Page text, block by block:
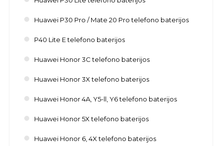
Huawei P30 Pro / Mate 20 Pro telefono baterijos
P40 Lite E telefono baterijos
Huawei Honor 3C telefono baterijos
Huawei Honor 3X telefono baterijos
Huawei Honor 4A, Y5-ll, Y6 telefono baterijos
Huawei Honor 5X telefono baterijos
Huawei Honor 6, 4X telefono baterijos